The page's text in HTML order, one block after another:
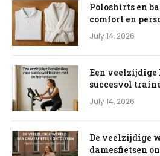
Poloshirts en
comfort en
July 14, 2026
Een
succesvol
July 14, 2026
De veelzijdige
damesfietsen